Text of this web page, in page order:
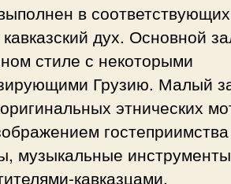
в соответствующих
дух. Основной
стиле с некоторыми
Грузию. Малый
этнических
гостеприимства
музыкальные
кавказцами,